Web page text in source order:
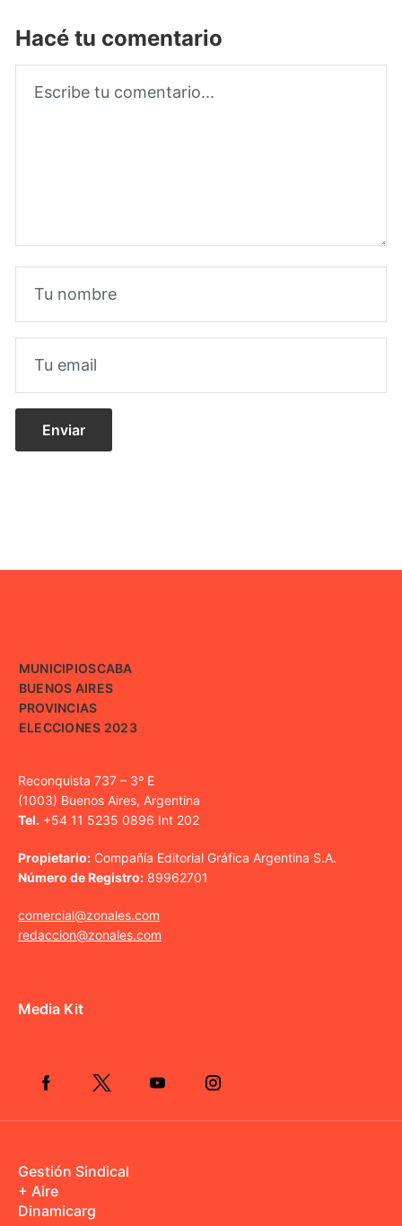
Hacé tu comentario
MUNICIPIOSCABA
BUENOS AIRES
PROVINCIAS
ELECCIONES 2023
Reconquista 737 – 3º E
(1003) Buenos Aires, Argentina
Tel. +54 11 5235 0896 Int 202
Propietario: Compañía Editorial Gráfica Argentina S.A.
Número de Registro: 89962701
comercial@zonales.com
redaccion@zonales.com
Media Kit
Gestión Sindical
+ Aire
Dinamicarg